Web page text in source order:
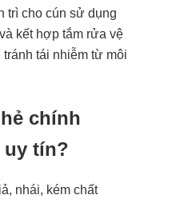
trì cho cún sử dụng
kết hợp tắm rửa vệ
tái nhiễm từ môi
chính
uy tín?
nhái, kém chất